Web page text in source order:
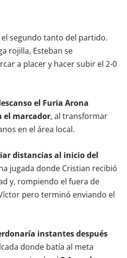
segundo tanto del partido.
rojilla, Esteban se
a placer y hacer subir el 2-0
el Furia Arona
el marcador, al transformar
en el área local.
distancias al inicio del
jugada donde Cristian recibió
y, rompiendo el fuera de
pero terminó enviando el
instantes después
donde batía al meta